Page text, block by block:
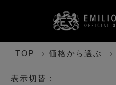
TOP 価格から選ぶ
表示切替：